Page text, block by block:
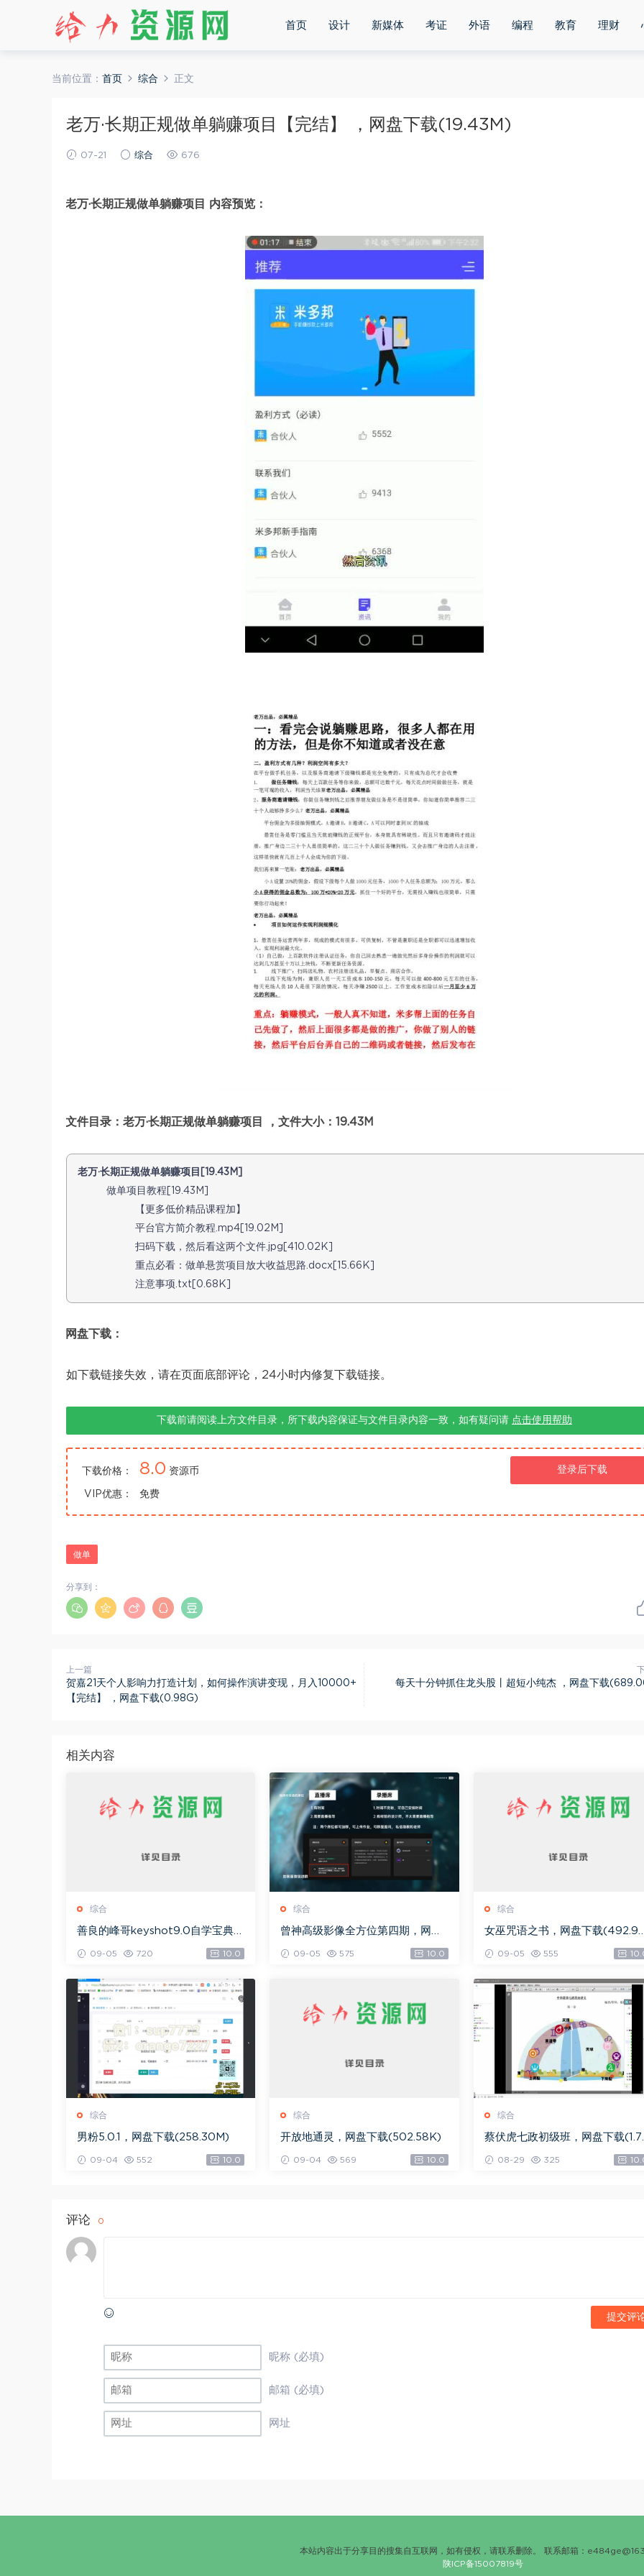
首页 设计 新媒体 考证 外语 编程 教育 理财
当前位置： 首页 综合 正文
老万·长期正规做单躺赚项目【完结】 ，网盘下载(19.43M)
07-21 综合 676
老万·长期正规做单躺赚项目 内容预览：
文件目录：老万·长期正规做单躺赚项目 ，文件大小：19.43M
老万·长期正规做单躺赚项目[19.43M]
做单项目教程[19.43M]
【更多低价精品课程加】
平台官方简介教程.mp4[19.02M]
扫码下载，然后看这两个文件.jpg[410.02K]
重点必看：做单悬赏项目放大收益思路.docx[15.66K]
注意事项.txt[0.68K]
网盘下载：
如下载链接失效，请在页面底部评论，24小时内修复下载链接。
下载前请阅读上方文件目录，所下载内容保证与文件目录内容一致，如有疑问请 点击使用帮助
下载价格： 8.0 资源币
VIP优惠： 免费
登录后下载
做单
分享到：
上一篇
贺嘉21天个人影响力打造计划，如何操作演讲变现，月入10000+
【完结】 ，网盘下载(0.98G)
每天十分钟抓住龙头股丨超短小纯杰 ，网盘下载
相关内容
综合
善良的峰哥keyshot9.0自学宝典，
09-05 720 10.0
综合
曾神高级影像全方位第四期，网盘
09-05 575 10.0
综合
女巫咒语之书，网盘下载
09-05 555
综合
男粉5.0.1，网盘下载(258.30M)
09-04 552 10.0
综合
开放地通灵，网盘下载(502.58K)
09-04 569 10.0
综合
蔡伏虎七政初级班，网盘下载
08-29 325
评论 0
提交评
昵称 (必填)
邮箱 (必填)
网址
本站内容出于分享目的搜集自互联网，如有侵权，请联系删除。 联系邮箱：
陕ICP备15007819号